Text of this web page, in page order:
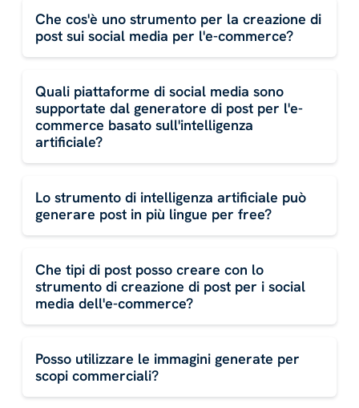
Che cos'è uno strumento per la creazione di
post sui social media per l'e-commerce?
Quali piattaforme di social media sono
supportate dal generatore di post per l'e-
commerce basato sull'intelligenza
artificiale?
Lo strumento di intelligenza artificiale può
generare post in più lingue per free?
Che tipi di post posso creare con lo
strumento di creazione di post per i social
media dell'e-commerce?
Posso utilizzare le immagini generate per
scopi commerciali?